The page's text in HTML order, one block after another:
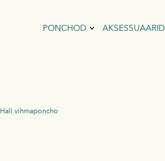
PONCHOD
VAHVELPONCHOD
AKSESSUAARID
Hall vihmaponcho